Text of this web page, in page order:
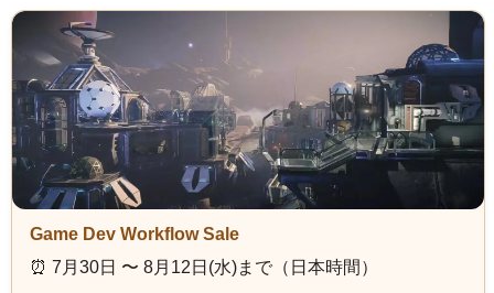
Game Dev Workflow Sale
⏰️ 7月30日 〜 8月12日(水)まで（日本時間）